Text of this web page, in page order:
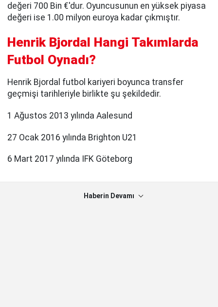
değeri 700 Bin €'dur. Oyuncusunun en yüksek piyasa
değeri ise 1.00 milyon euroya kadar çıkmıştır.
Henrik Bjordal Hangi Takımlarda
Futbol Oynadı?
Henrik Bjordal futbol kariyeri boyunca transfer
geçmişi tarihleriyle birlikte şu şekildedir.
1 Ağustos 2013 yılında Aalesund
27 Ocak 2016 yılında Brighton U21
6 Mart 2017 yılında IFK Göteborg
Haberin Devamı